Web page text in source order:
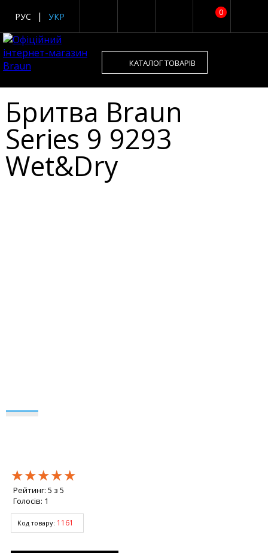
0
РУС УКР
КАТАЛОГ ТОВАРІВ
Бритва Braun
Series 9 9293
Wet&Dry
★★★★★
★★★★★
★★★★★
Рейтинг: 5 з 5
Голосів: 1
Код товару: 1161